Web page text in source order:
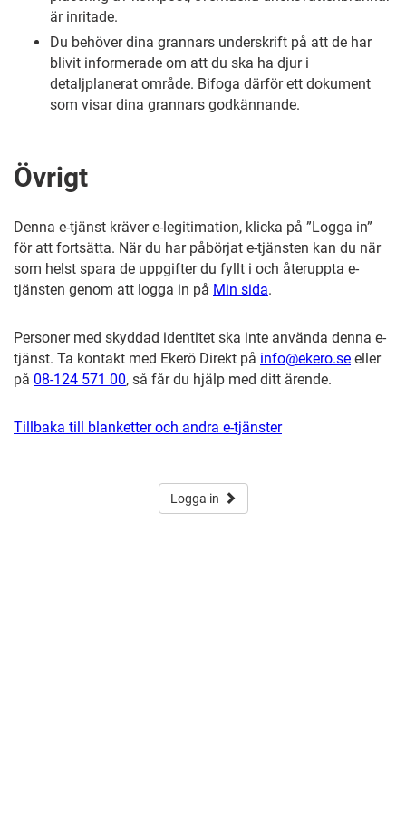
är inritade.
Du behöver dina grannars underskrift på att de har
blivit informerade om att du ska ha djur i
detaljplanerat område. Bifoga därför ett dokument
som visar dina grannars godkännande.
Övrigt
Denna e-tjänst kräver e-legitimation, klicka på ”Logga in”
för att fortsätta. När du har påbörjat e-tjänsten kan du när
som helst spara de uppgifter du fyllt i och återuppta e-
tjänsten genom att logga in på Min sida.
Personer med skyddad identitet ska inte använda denna e-
tjänst. Ta kontakt med Ekerö Direkt på info@ekero.se eller
på 08-124 571 00, så får du hjälp med ditt ärende.
Tillbaka till blanketter och andra e-tjänster
Logga in